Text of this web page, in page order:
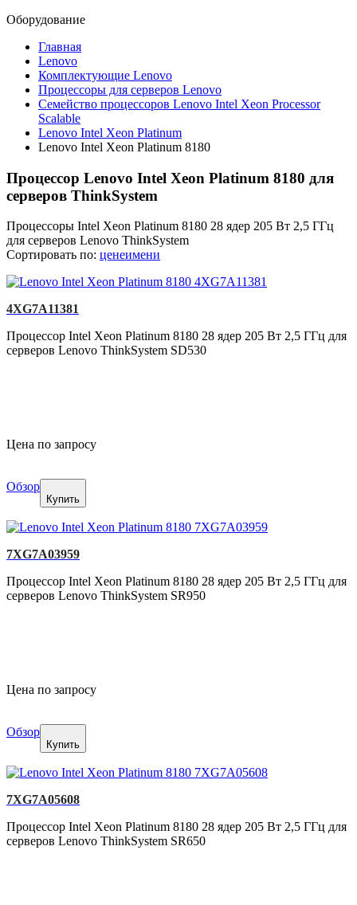
Оборудование
Главная
Lenovo
Комплектующие Lenovo
Процессоры для серверов Lenovo
Семейство процессоров Lenovo Intel Xeon Processor
Scalable
Lenovo Intel Xeon Platinum
Lenovo Intel Xeon Platinum 8180
Процессор Lenovo Intel Xeon Platinum 8180 для
серверов ThinkSystem
Процессоры Intel Xeon Platinum 8180 28 ядер 205 Вт 2,5 ГГц
для серверов Lenovo ThinkSystem
Сортировать по: ценеимени
4XG7A11381
Процессор Intel Xeon Platinum 8180 28 ядер 205 Вт 2,5 ГГц для
серверов Lenovo ThinkSystem SD530
Цена по запросу
Обзор
Купить
7XG7A03959
Процессор Intel Xeon Platinum 8180 28 ядер 205 Вт 2,5 ГГц для
серверов Lenovo ThinkSystem SR950
Цена по запросу
Обзор
Купить
7XG7A05608
Процессор Intel Xeon Platinum 8180 28 ядер 205 Вт 2,5 ГГц для
серверов Lenovo ThinkSystem SR650